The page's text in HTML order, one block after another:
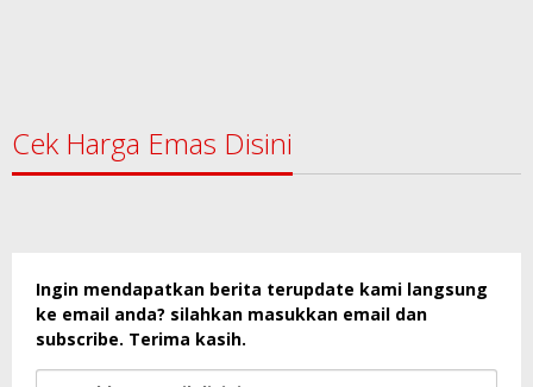
Cek Harga Emas Disini
Ingin mendapatkan berita terupdate kami langsung
ke email anda? silahkan masukkan email dan
subscribe. Terima kasih.